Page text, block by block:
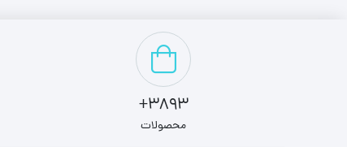
3893+
محصولات